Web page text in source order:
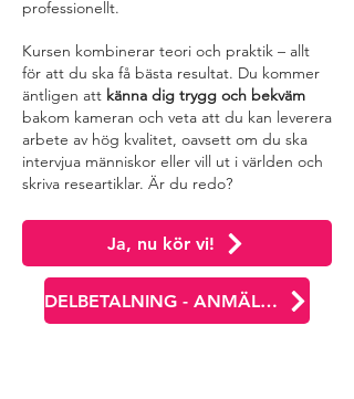
professionellt.
Kursen kombinerar teori och praktik – allt
för att du ska få bästa resultat. Du kommer
äntligen att känna dig trygg och bekväm
bakom kameran och veta att du kan leverera
arbete av hög kvalitet, oavsett om du ska
intervjua människor eller vill ut i världen och
skriva researtiklar. Är du redo?
Ja, nu kör vi!
DELBETALNING - ANMÄL DIG HÄR